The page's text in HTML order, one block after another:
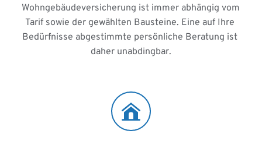
Wohngebäudeversicherung ist immer abhängig vom
Tarif sowie der gewählten Bausteine. Eine auf Ihre
Bedürfnisse abgestimmte persönliche Beratung ist
daher unabdingbar.